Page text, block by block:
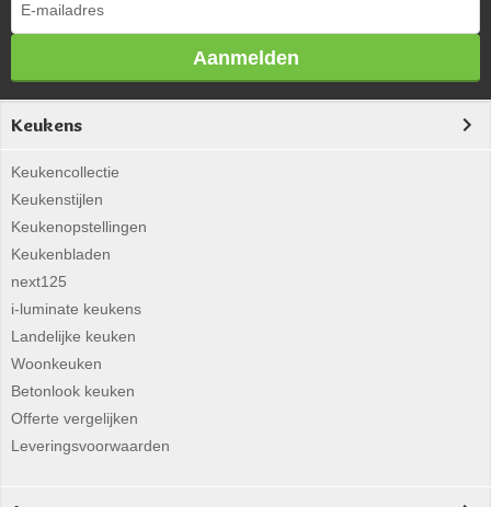
Aanmelden
Keukens
Keukencollectie
Keukenstijlen
Keukenopstellingen
Keukenbladen
next125
i-luminate keukens
Landelijke keuken
Woonkeuken
Betonlook keuken
Offerte vergelijken
Leveringsvoorwaarden